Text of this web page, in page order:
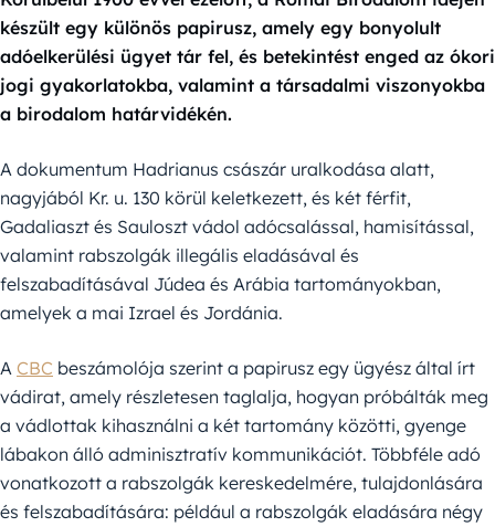
készült egy különös papirusz, amely egy bonyolult
adóelkerülési ügyet tár fel, és betekintést enged az ókori
jogi gyakorlatokba, valamint a társadalmi viszonyokba
a birodalom határvidékén.
A dokumentum Hadrianus császár uralkodása alatt,
nagyjából Kr. u. 130 körül keletkezett, és két férfit,
Gadaliaszt és Sauloszt vádol adócsalással, hamisítással,
valamint rabszolgák illegális eladásával és
felszabadításával Júdea és Arábia tartományokban,
amelyek a mai Izrael és Jordánia.
A CBC beszámolója szerint a papirusz egy ügyész által írt
vádirat, amely részletesen taglalja, hogyan próbálták meg
a vádlottak kihasználni a két tartomány közötti, gyenge
lábakon álló adminisztratív kommunikációt. Többféle adó
vonatkozott a rabszolgák kereskedelmére, tulajdonlására
és felszabadítására: például a rabszolgák eladására négy